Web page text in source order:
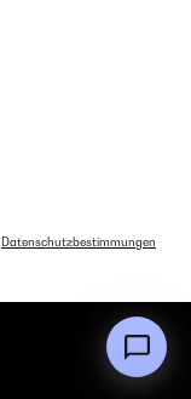
Datenschutzbestimmungen